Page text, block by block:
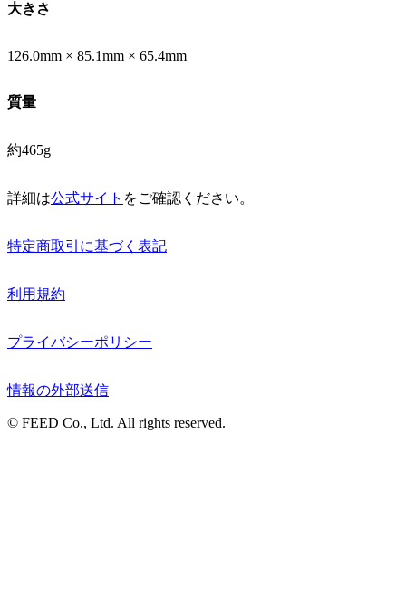
大きさ
126.0mm × 85.1mm × 65.4mm
質量
約465g
詳細は公式サイト をご確認ください。
特定商取引に基づく表記
利用規約
プライバシーポリシー
情報の外部送信
© FEED Co., Ltd. All rights reserved.